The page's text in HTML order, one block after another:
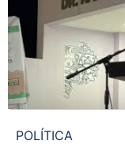
POLÍTICA